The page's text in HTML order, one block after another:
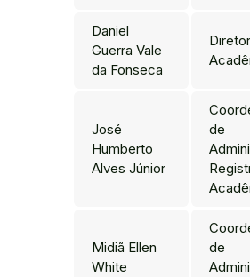
Daniel
Guerra Vale
da Fonseca
José
Humberto
Alves Júnior
de
Midiã Ellen
White
de